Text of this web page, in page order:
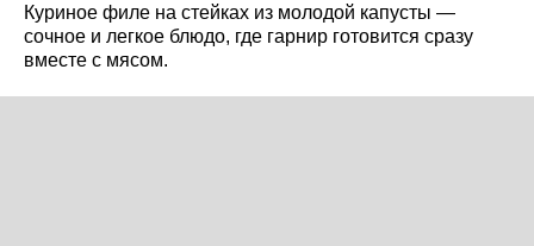
Куриное филе на стейках из молодой капусты —
сочное и легкое блюдо, где гарнир готовится сразу
вместе с мясом.